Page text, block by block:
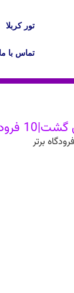
تور کربلا
تماس با ما
برتر